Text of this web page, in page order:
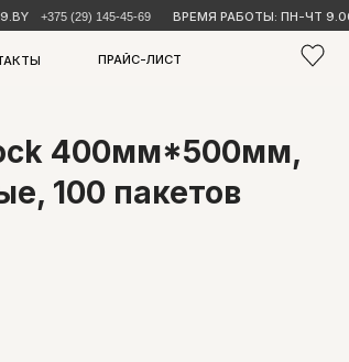
ЛИСТ
ВРЕМЯ РАБОТЫ: ПН-ЧТ 9.00 - 17.30, ПТ 9.00 - 17.00
45-69
400мм*500мм,
100 пакетов